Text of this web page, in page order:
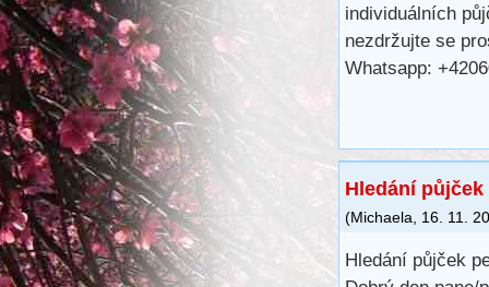
individuálních
nezdržujte se
Whatsapp:
Hledání
(Michaela 16. 11.
Hledání půjček